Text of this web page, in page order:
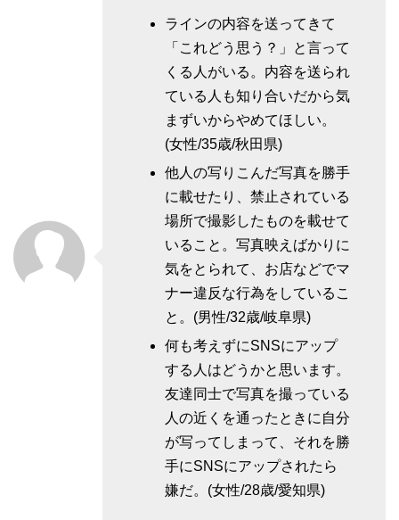
ラインの内容を送ってきて
「これどう思う？」と言って
くる人がいる。内容を送られ
ている人も知り合いだから気
まずいからやめてほしい。
(女性/35歳/秋田県)
他人の写りこんだ写真を勝手
に載せたり、禁止されている
場所で撮影したものを載せて
いること。写真映えばかりに
気をとられて、お店などでマ
ナー違反な行為をしているこ
と。(男性/32歳/岐阜県)
何も考えずにSNSにアップ
する人はどうかと思います。
友達同士で写真を撮っている
人の近くを通ったときに自分
が写ってしまって、それを勝
手にSNSにアップされたら
嫌だ。(女性/28歳/愛知県)